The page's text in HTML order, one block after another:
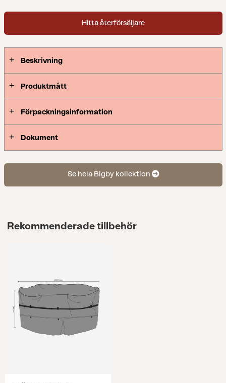
Hitta återförsäljare
Beskrivning
Produktmått
Förpackningsinformation
Dokument
Se hela Bigby kollektion
Rekommenderade tillbehör